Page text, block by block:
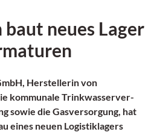
neues Lager
Herstellerin von
kommunale Trinkwasserver-
sowie die Gasversorgung, hat
eines neuen Logistiklagers